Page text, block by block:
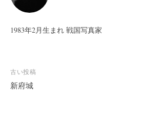
1983年2月生まれ 戦国写真家
投
稿
古い投稿
新府城